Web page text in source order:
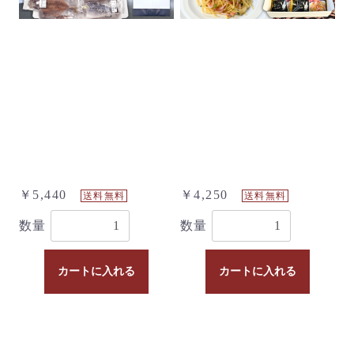
￥5,440 送料無料
数量
カートに入れる
￥4,250 送料無料
数量
カートに入れる